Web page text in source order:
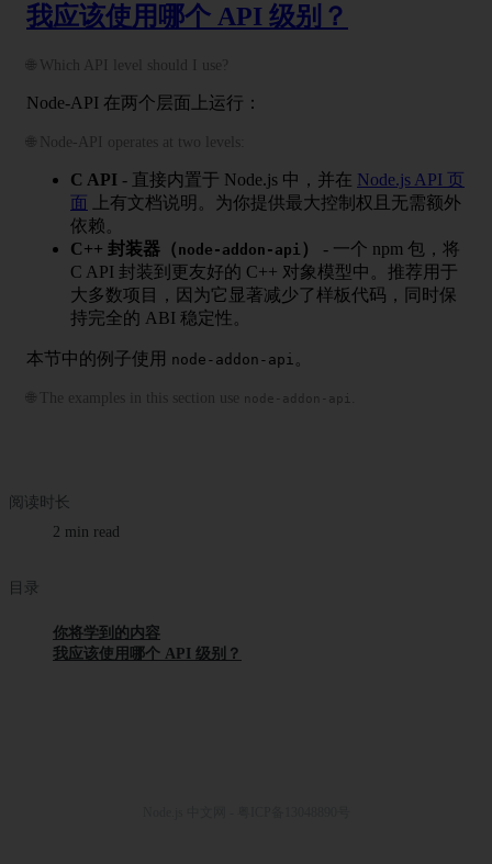
我应该使用哪个 API 级别？
🌐 Which API level should I use?
Node-API 在两个层面上运行：
🌐 Node-API operates at two levels:
C API - 直接内置于 Node.js 中，并在 Node.js API 页
面
上有文档说明。为你提供最大控制权且无需额外
依赖。
C++ 封装器（ node-addon-api ）
- 一个 npm 包，将
C API 封装到更友好的 C++ 对象模型中。推荐用于
大多数项目，因为它显著减少了样板代码，同时保
持完全的 ABI 稳定性。
本节中的例子使用 node-addon-api 。
🌐 The examples in this section use node-addon-api
阅读时长
2 min read
目录
你将学到的内容
我应该使用哪个 API 级别？